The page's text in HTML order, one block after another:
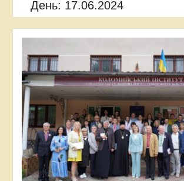
День: 17.06.2024